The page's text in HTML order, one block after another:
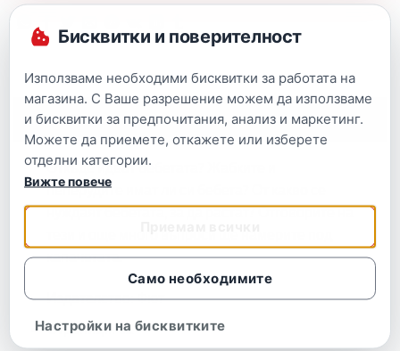
Описание
Откъде идват бебетата? Жабките и
пеперудите имат ли си бебета? От какво се
нуждаят бебетата, за да растат? Отговорите на
капачетата.
Издателство: Фют
Страници: 12
Бисквитки и поверителност
Използваме необходими бисквитки за работата на
магазина. С Ваше разрешение можем да използваме
и бисквитки за предпочитания, анализ и маркетинг.
Можете да приемете, откажете или изберете
отделни категории.
Само необходимите
Настройки на бисквитките
Вижте повече